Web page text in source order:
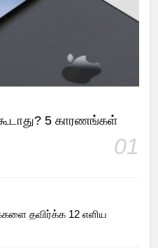
5 காரணங்கள்
01
தவிர்க்க 12 எளிய